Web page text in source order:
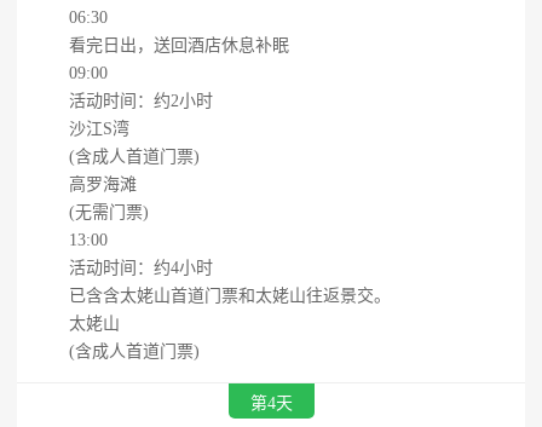
06:30
看完日出，送回酒店休息补眠
09:00
活动时间：约2小时
沙江S湾
(含成人首道门票)
高罗海滩
(无需门票)
13:00
活动时间：约4小时
已含含太姥山首道门票和太姥山往返景交。
太姥山
(含成人首道门票)
第4天